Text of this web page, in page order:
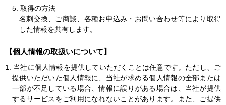
5. 取得の方法
名刺交換、ご商談、各種お申込み・お問い合わせ等により取得
した情報を共有します。
【個人情報の取扱いについて】
1.
当社に個人情報を提供していただくことは任意です。ただし、ご
提供いただいた個人情報に、当社が求める個人情報の全部または
一部が不足している場合、情報に誤りがある場合は、当社が提供
するサービスをご利用になれないことがあります。また、ご提供